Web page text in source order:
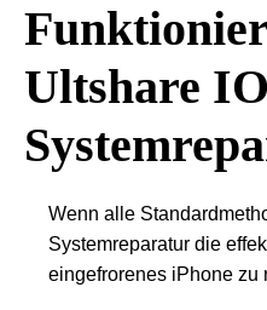
Ultshare
Wenn alle
Systemreparatur die
eingefrorenes iPhone zu